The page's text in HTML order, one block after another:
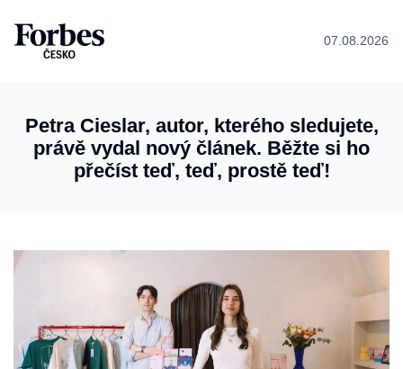
07.08.2026
Petra Cieslar, autor, kterého sledujete,
právě vydal nový článek. Běžte si ho
přečíst teď, teď, prostě teď!